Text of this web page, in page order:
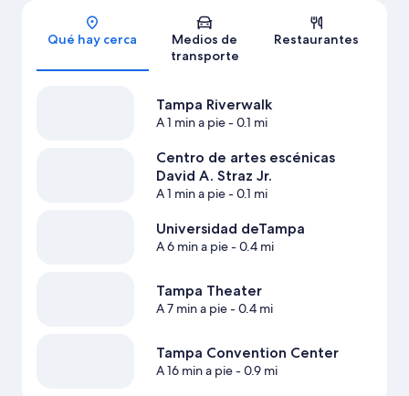
Sección del mapa
Qué hay cerca
Medios de
transporte
Restaurantes
Tampa Riverwalk
A 1 min a pie- 0.1 mi
Centro de artes escénicas
David A. Straz Jr.
A 1 min a pie- 0.1 mi
Universidad deTampa
A 6 min a pie- 0.4 mi
Tampa Theater
A 7 min a pie- 0.4 mi
Tampa Convention Center
A 16 min a pie- 0.9 mi